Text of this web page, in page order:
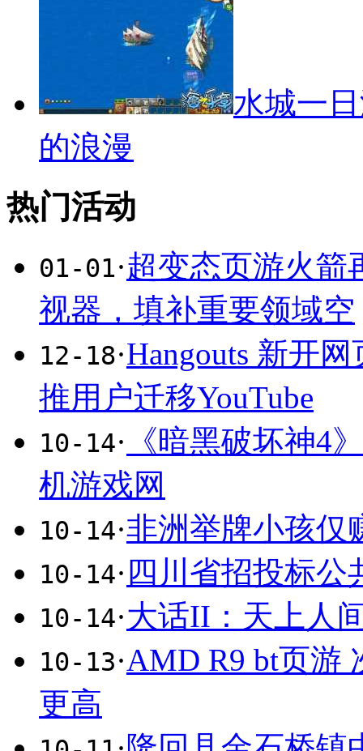
水城一
的浪漫
热门活动
01-01·超变态页游火箭
视器，填补重要领域空
12-18·Hangouts 新开
推用户迁移YouTube
10-14· 《暗黑破坏神4
机游戏网
10-14·非洲举牌小孩仅
10-14· 四川省招投标公
10-14·大话II：天上人
10-13·AMD R9 bt页游
更高